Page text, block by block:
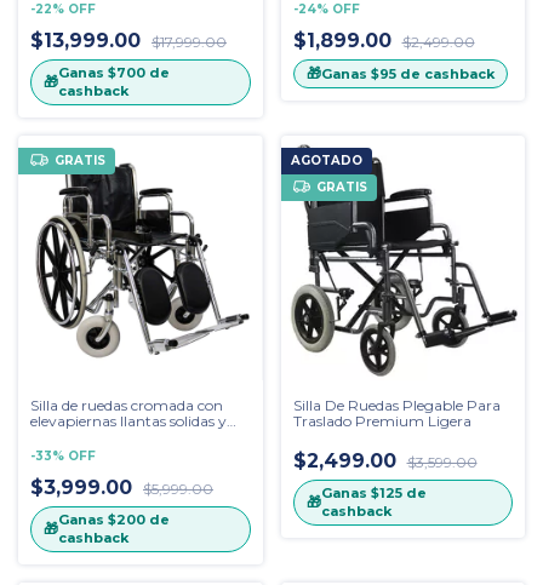
-22% OFF
$13,999.00 $17,999.00
🎁Ganas $700 de
cashback
-24% OFF
$1,899.00 $2,499.00
🎁Ganas $95de cashback
GRATIS
Silla de ruedas cromada con
elevapiernas llantas solidas y
-33% OFF
$3,999.00 $5,999.00
🎁Ganas $200 de
cashback
AGOTADO
GRATIS
Silla De Ruedas Plegable Para
Traslado Premium Ligera
$2,499.00 $3,599.00
🎁Ganas $125de
cashback